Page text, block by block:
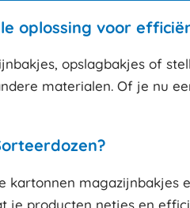
oplossing voor
opslagbakjes of
materialen. Of je nu
kartonnen
je producten netjes en